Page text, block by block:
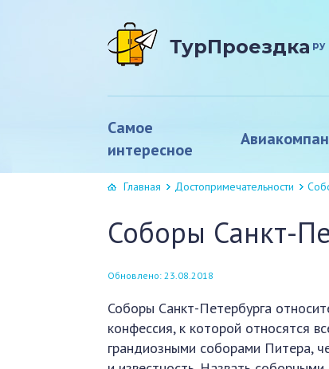
ТурПроездка ру
Самое
интересное
Главная Достопримечательности
Соборы Санкт-
Обновлено: 23.08.2018
Соборы Санкт-Петербурга
конфессия, к которой относятся
грандиозными соборами Питера,